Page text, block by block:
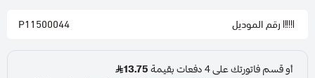
رقم الموديل P11500044